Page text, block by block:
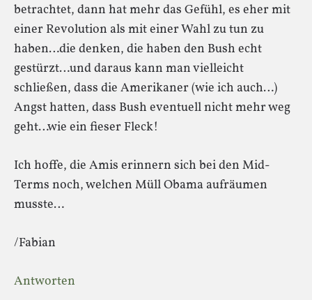
betrachtet, dann hat mehr das Gefühl, es eher mit
einer Revolution als mit einer Wahl zu tun zu
haben…die denken, die haben den Bush echt
gestürzt…und daraus kann man vielleicht
schließen, dass die Amerikaner (wie ich auch…)
Angst hatten, dass Bush eventuell nicht mehr weg
geht…wie ein fieser Fleck!
Ich hoffe, die Amis erinnern sich bei den Mid-
Terms noch, welchen Müll Obama aufräumen
musste…
/Fabian
Antworten